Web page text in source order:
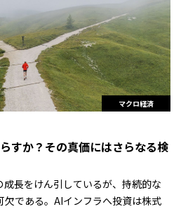
マクロ経済
すか？その真価にはさらなる検
長をけん引しているが、持続的な
である。AIインフラへ投資は株式